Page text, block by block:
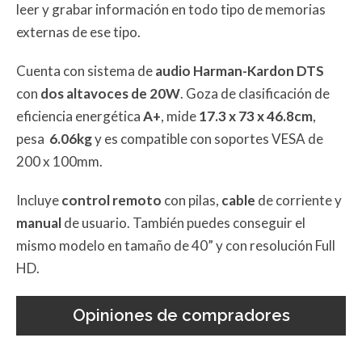
leer y grabar información en todo tipo de memorias
externas de ese tipo.
Cuenta con sistema deaudio Harman-Kardon DTS
con dos altavoces de 20W. Goza de clasificación de
eficiencia energéticaA+, mide17.3 x 73 x 46.8cm,
pesa 6.06kgy es compatible con soportes VESA de
200 x 100mm.
Incluyecontrol remoto con pilas, cable de corriente y
manualde usuario. También puedes conseguir el
mismo modelo en tamaño de 40” y con resolución Full
HD.
Opiniones de compradores